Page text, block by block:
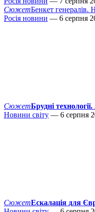
СюжетБенкет генералів.
Росія новини — 6 серпня
СюжетБрудні
Новини світу — 6 серпня
СюжетЕскалація для